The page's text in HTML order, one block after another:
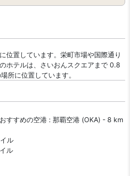
位置しています。栄町市場や国際通り
ホテルは、さいおんスクエアまで 0.8
所に位置しています。
すすめの空港 : 那覇空港 (OKA) - 8 km
ル
ル